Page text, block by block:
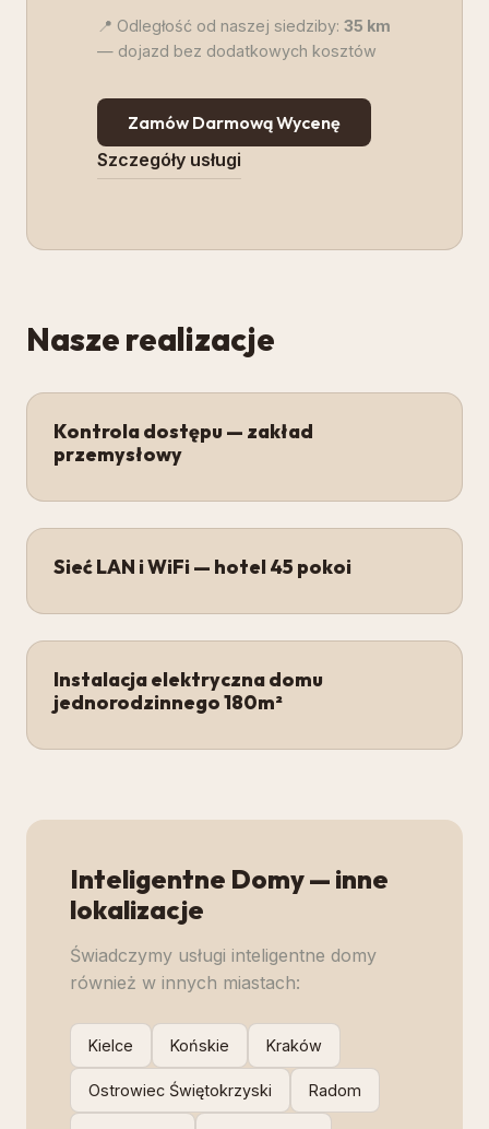
📍 Odległość od naszej siedziby: 35 km
— dojazd bez dodatkowych kosztów
Zamów Darmową Wycenę
Szczegóły usługi
Nasze realizacje
Kontrola dostępu — zakład
przemysłowy
Sieć LAN i WiFi — hotel 45 pokoi
Instalacja elektryczna domu
jednorodzinnego 180m²
Inteligentne Domy— inne
lokalizacje
Świadczymy usługi inteligentne domy
również w innych miastach:
Kielce Końskie Kraków
Ostrowiec Świętokrzyski Radom